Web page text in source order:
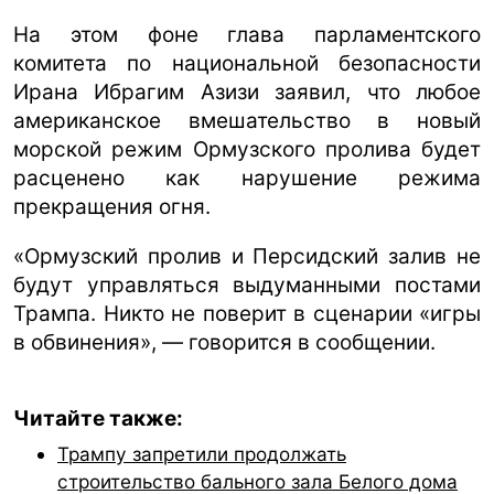
На этом фоне глава парламентского
комитета по национальной безопасности
Ирана Ибрагим Азизи заявил, что любое
американское вмешательство в новый
морской режим Ормузского пролива будет
расценено как нарушение режима
прекращения огня.
«Ормузский пролив и Персидский залив не
будут управляться выдуманными постами
Трампа. Никто не поверит в сценарии «игры
в обвинения», — говорится в сообщении.
Читайте также:
Трампу запретили продолжать
строительство бального зала Белого дома